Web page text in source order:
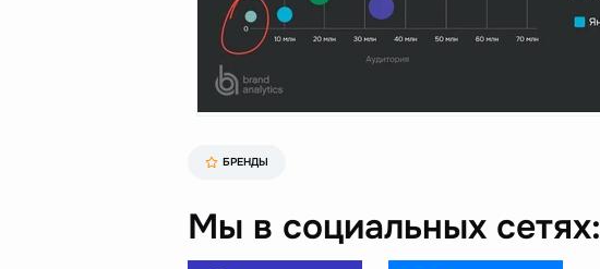
БРЕНДЫ
Мы в социальных сетях: